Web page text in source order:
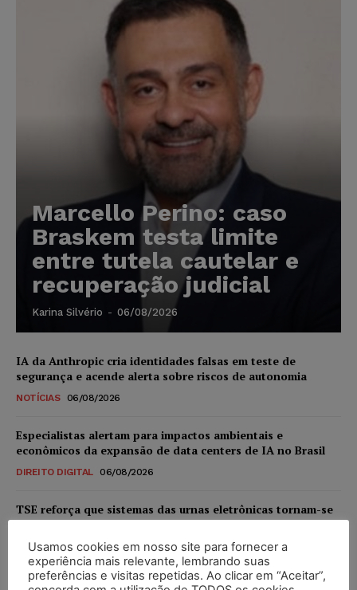
Marcello Perino: caso
Braskem testa limite
entre tutela cautelar e
recuperação judicial
Karina Silvério - 06/08/2026
IA da Anthropic cria identidades falsas em teste de
segurança e acende alerta sobre riscos de autonomia
NOTÍCIAS 06/08/2026
Especialistas alertam para impactos ambientais e
econômicos da expansão de data centers de IA no Brasil
DIREITO DIGITAL 06/08/2026
TSE reforça que sistemas das urnas eletrônicas tornam-se
invioláveis após assinatura digital e lacração
NOTÍCIAS 06/08/2026
STF inicia julgamento sobre constitucionalidade da
Usamos cookies em nosso site para fornecer a
experiência mais relevante, lembrando suas
preferências e visitas repetidas. Ao clicar em “Aceitar”,